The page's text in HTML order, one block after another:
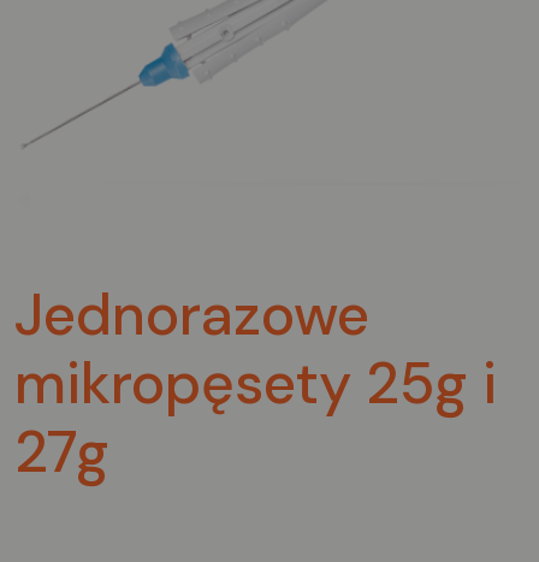
Jednorazowe
mikropęsety 25g i
27g